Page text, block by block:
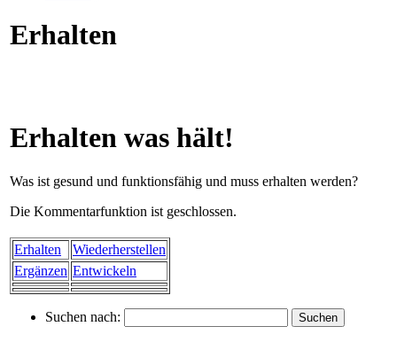
Erhalten
Erhalten was hält!
Was ist gesund und funktionsfähig und muss erhalten werden?
Die Kommentarfunktion ist geschlossen.
Erhalten
Wiederherstellen
Ergänzen Entwickeln
Suchen nach: